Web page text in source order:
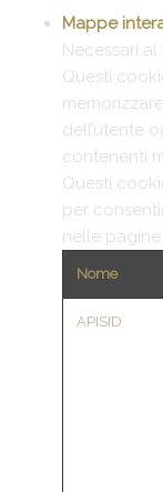
Mappe
Necessari
Questi
dell’utente
contenenti
Questi
per
nelle
Nome
APISID